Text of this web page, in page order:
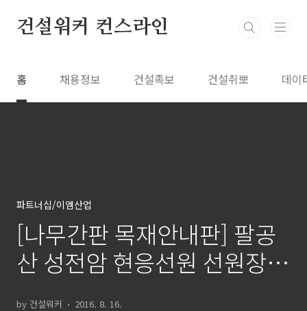
건설워커 컨스라인
홈 채용정보 건설족보 건설취뽀 데이
파트너십/이엠산업
[나무간판 목재안내판] 팔공
산 성전암 현응선원 선원장
by 건설워커 2016. 8. 16.